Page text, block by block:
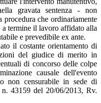
gravata sentenza - non
procedura che ordinariamente
a termine il lavoro affidato alla
e prevedibile ex ante.
il costante orientamento di
del giudice di merito in
di concorso delle colpe
causale dell'evento
non censurabile in sede di
43159 del 20/06/2013, Rv.